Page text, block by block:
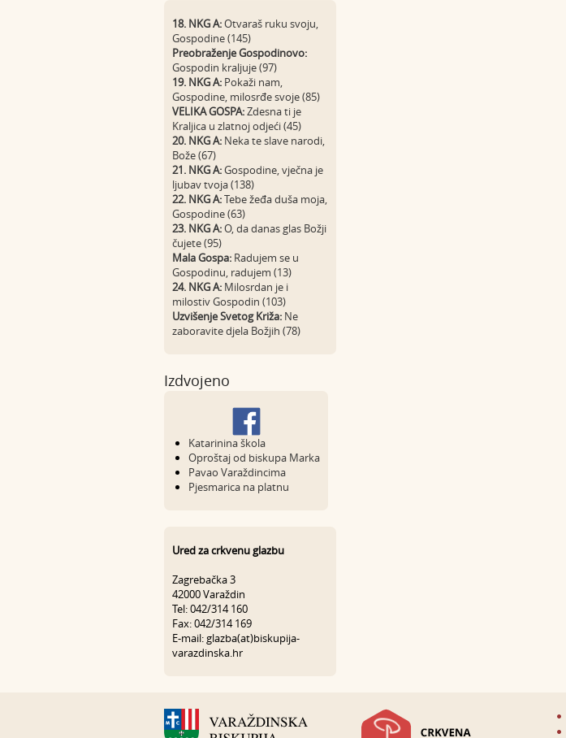
18. NKG A:Otvaraš ruku svoju,
Gospodine (145)
Preobraženje Gospodinovo:
Gospodin kraljuje (97)
19. NKG A: Pokaži nam,
Gospodine, milosrđe svoje (85)
VELIKA GOSPA:Zdesna ti je
Kraljica u zlatnoj odjeći (45)
20. NKG A: Neka te slave narodi,
Bože (67)
21. NKG A:Gospodine, vječna je
ljubav tvoja (138)
22. NKG A:Tebe žeđa duša moja,
Gospodine (63)
23. NKG A:O, da danas glas Božji
čujete (95)
Mala Gospa: Radujem se u
Gospodinu, radujem (13)
24. NKG A: Milosrdan je i
milostiv Gospodin (103)
Uzvišenje Svetog Križa: Ne
zaboravite djela Božjih (78)
Izdvojeno
Katarinina škola
Oproštaj od biskupa Marka
Pavao Varaždincima
Pjesmarica na platnu
Ured za crkvenu glazbu
Zagrebačka 3
42000 Varaždin
Tel: 042/314 160
Fax: 042/314 169
E-mail: glazba(at)biskupija-
varazdinska.hr